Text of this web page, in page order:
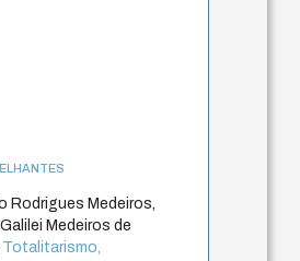
Rodrigues Medeiros,
Medeiros de
Totalitarismo,